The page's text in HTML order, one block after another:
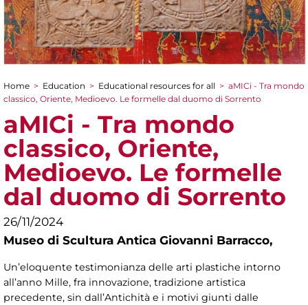
You are here
Home > Education > Educational resources for all > aMICi - Tra mondo
classico, Oriente, Medioevo. Le formelle dal duomo di Sorrento
aMICi - Tra mondo
classico, Oriente,
Medioevo. Le formelle
dal duomo di Sorrento
26/11/2024
Museo di Scultura Antica Giovanni Barracco,
Un’eloquente testimonianza delle arti plastiche intorno
all’anno Mille, fra innovazione, tradizione artistica
precedente, sin dall’Antichità e i motivi giunti dalle